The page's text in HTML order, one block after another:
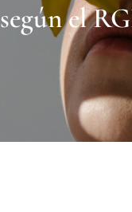
según el